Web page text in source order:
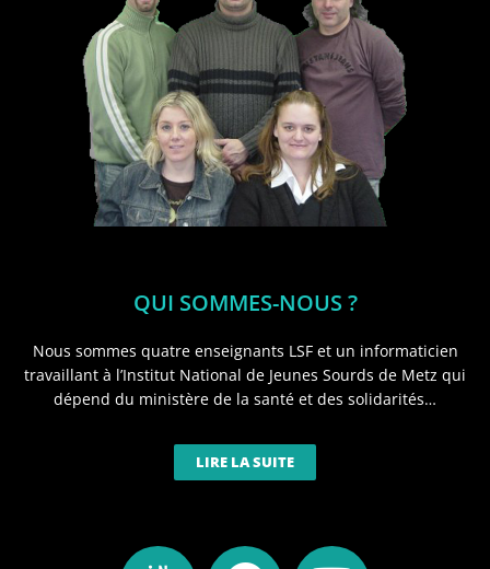
QUI SOMMES-NOUS ?
Nous sommes quatre enseignants LSF et un informaticien
travaillant à l’Institut National de Jeunes Sourds de Metz qui
dépend du ministère de la santé et des solidarités…
LIRE LA SUITE